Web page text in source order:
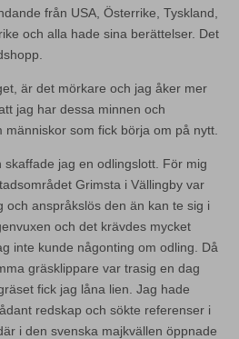
från USA, Österrike, Tyskland,
och alla hade sina berättelser. Det
är det mörkare och jag åker mer
jag har dessa minnen och
som fick börja om på nytt.
jag en odlingslott. För mig
Grimsta i Vällingby var
och anspråkslös den än kan te sig i
och det krävdes mycket
inte kunde någonting om odling. Då
gräsklippare var trasig en dag
fick jag låna lien. Jag hade
redskap och sökte referenser i
i den svenska majkvällen öppnade